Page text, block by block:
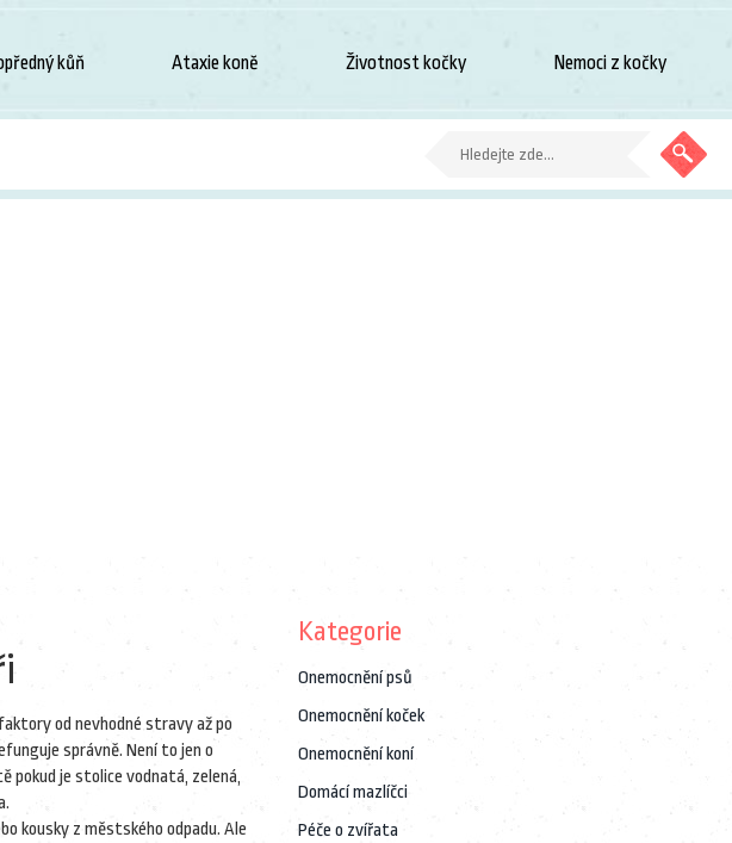
kůň Ataxie koně Životnost kočky Nemoci z kočky
od nevhodné stravy až po
správně. Není to jen o
pokud je stolice vodnatá, zelená,
kousky z městského odpadu. Ale
Kategorie
Onemocnění psů
Onemocnění koček
Onemocnění koní
Domácí mazlíčci
Péče o zvířata